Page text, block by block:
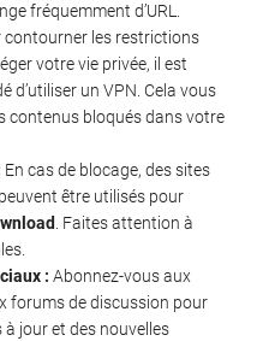
fréquemment d’URL.
contourner les restrictions
votre vie privée, il est
d’utiliser un VPN. Cela vous
contenus bloqués dans votre
En cas de blocage, des sites
être utilisés pour
. Faites attention à
: Abonnez-vous aux
forums de discussion pour
jour et des nouvelles